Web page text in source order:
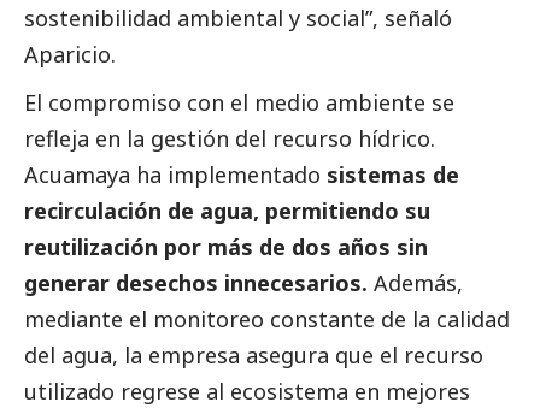
sostenibilidad ambiental y social”, señaló
Aparicio.
El compromiso con el medio ambiente se
refleja en la gestión del recurso hídrico.
Acuamaya ha implementado sistemas de
recirculación de agua, permitiendo su
reutilización por más de dos años sin
generar desechos innecesarios. Además,
mediante el monitoreo constante de la calidad
del agua, la empresa asegura que el recurso
utilizado regrese al ecosistema en mejores